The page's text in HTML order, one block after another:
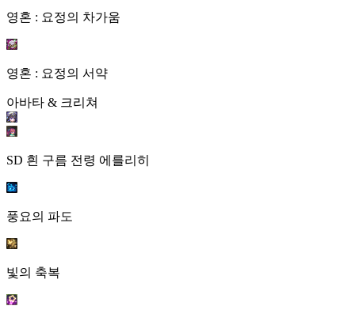
영혼 : 요정의 차가움
영혼 : 요정의 서약
아바타 & 크리쳐
SD 흰 구름 전령 에를리히
풍요의 파도
빛의 축복